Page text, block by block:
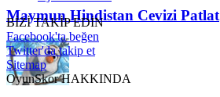
Maymun Hindistan Cevizi Patlat
BİZİ TAKİP EDİN
Facebook'ta beğen
Twitter'da takip et
Sitemap
OyunSkor HAKKINDA